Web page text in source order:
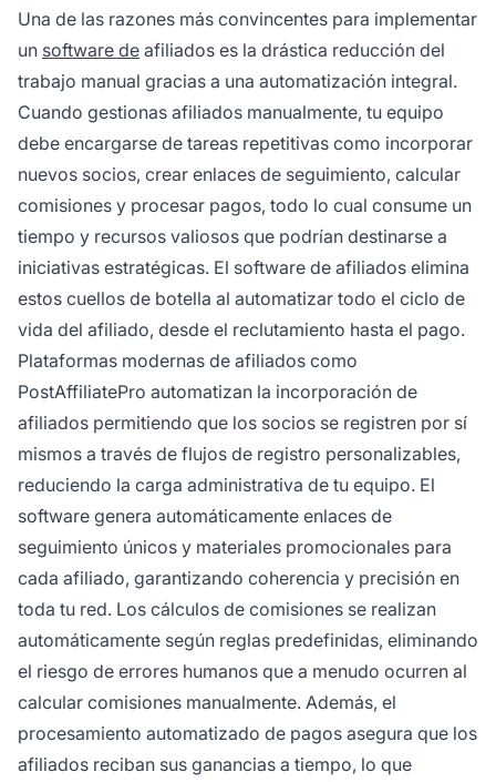
Una de las razones más convincentes para implementar
un software de afiliados es la drástica reducción del
trabajo manual gracias a una automatización integral.
Cuando gestionas afiliados manualmente, tu equipo
debe encargarse de tareas repetitivas como incorporar
nuevos socios, crear enlaces de seguimiento, calcular
comisiones y procesar pagos, todo lo cual consume un
tiempo y recursos valiosos que podrían destinarse a
iniciativas estratégicas. El software de afiliados elimina
estos cuellos de botella al automatizar todo el ciclo de
vida del afiliado, desde el reclutamiento hasta el pago.
Plataformas modernas de afiliados como
PostAffiliatePro automatizan la incorporación de
afiliados permitiendo que los socios se registren por sí
mismos a través de flujos de registro personalizables,
reduciendo la carga administrativa de tu equipo. El
software genera automáticamente enlaces de
seguimiento únicos y materiales promocionales para
cada afiliado, garantizando coherencia y precisión en
toda tu red. Los cálculos de comisiones se realizan
automáticamente según reglas predefinidas, eliminando
el riesgo de errores humanos que a menudo ocurren al
calcular comisiones manualmente. Además, el
procesamiento automatizado de pagos asegura que los
afiliados reciban sus ganancias a tiempo, lo que